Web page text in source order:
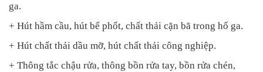
ga.
+ Hút hầm cầu, hút bể phốt, chất thải cặn bã trong hố ga.
+ Hút chất thải dầu mỡ, hút chất thải công nghiệp.
+ Thông tắc chậu rửa, thông bồn rửa tay, bồn rửa chén,